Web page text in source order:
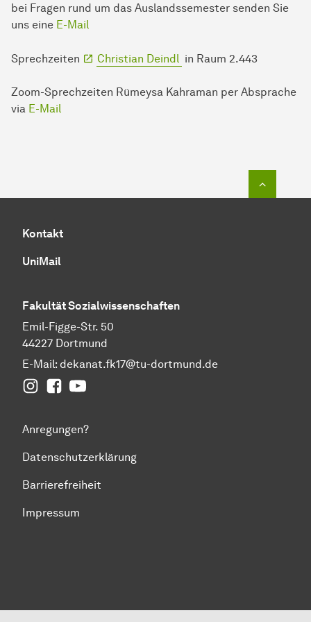
bei Fragen rund um das Auslandssemester senden Sie
uns eine E-Mail
Sprechzeiten Christian Deindl in Raum 2.443
Zoom-Sprechzeiten Rümeysa Kahraman per Absprache
via E-Mail
Kontakt
UniMail
FakultätSozial­wissen­schaften
Emil-Figge-Str. 50
44227 Dortmund
E-Mail: dekanat.fk17@tu-dortmund.de
InstagramFacebook
YouTube
Anregungen?
Datenschutzerklärung
Barrierefreiheit
Impressum